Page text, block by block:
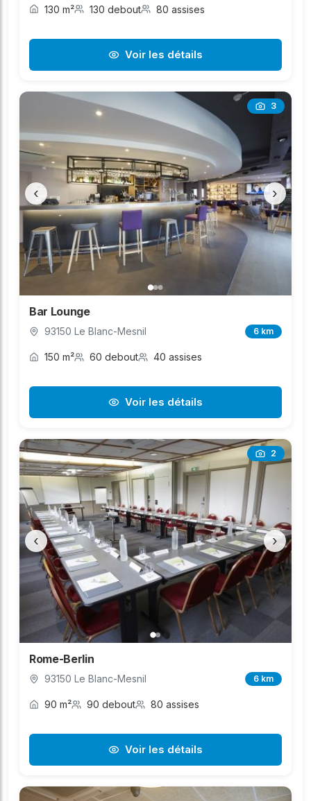
130 m² 130 debout 80 assises
Voir les détails
3
‹ ›
Bar Lounge
93150 Le Blanc-Mesnil 6 km
150 m² 60 debout 40 assises
Voir les détails
2
‹ ›
Rome-Berlin
93150 Le Blanc-Mesnil 6 km
90 m² 90 debout 80 assises
Voir les détails